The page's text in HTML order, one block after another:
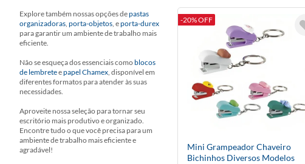
Explore também nossas opções depastas
organizadoras, porta-objetos, eporta-durex
para garantir um ambiente de trabalho mais
eficiente.
Não se esqueça dos essenciais comoblocos
de lembreteepapel Chamex, disponível em
diferentes formatos para atender às suas
necessidades.
Aproveite nossa seleção para tornar seu
escritório mais produtivo e organizado.
Encontre tudo o que você precisa para um
ambiente de trabalho mais eficiente e
agradável!
-20% OFF
Mini Grampeador Chaveiro
Bichinhos Diversos Modelos